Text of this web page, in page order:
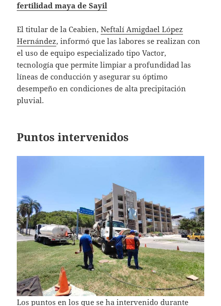
fertilidad maya de Sayil
El titular de la Ceabien,Neftalí Amigdael López
Hernández, informó que las labores se realizan con
el uso de equipo especializado tipo Vactor,
tecnología que permite limpiar a profundidad las
líneas de conducción y asegurar su óptimo
desempeño en condiciones de alta precipitación
pluvial.
Puntos intervenidos
Los puntos en los que se ha intervenido durante